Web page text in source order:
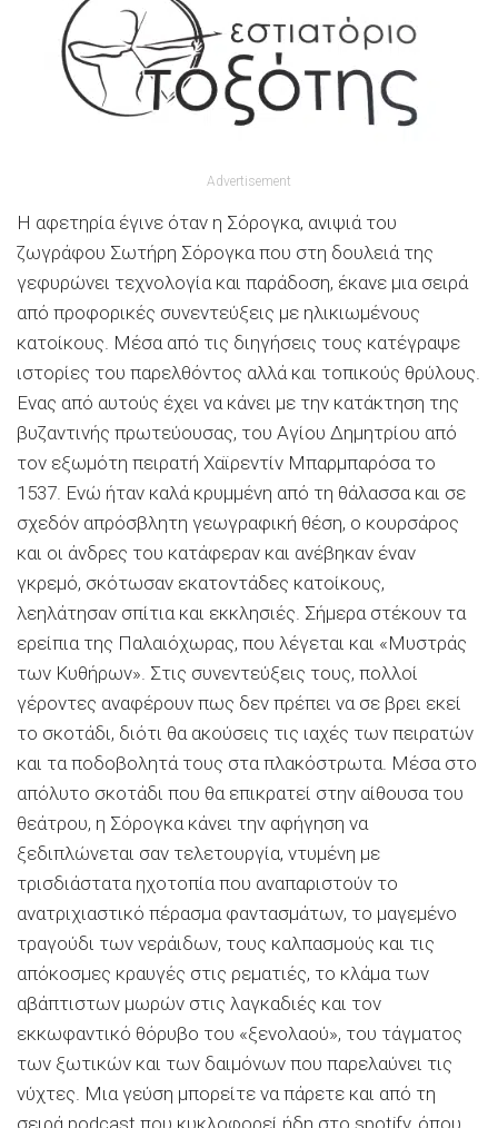
Advertisement
Η αφετηρία έγινε όταν η Σόρογκα, ανιψιά του
ζωγράφου Σωτήρη Σόρογκα που στη δουλειά της
γεφυρώνει τεχνολογία και παράδοση, έκανε μια σειρά
από προφορικές συνεντεύξεις με ηλικιωμένους
κατοίκους. Μέσα από τις διηγήσεις τους κατέγραψε
ιστορίες του παρελθόντος αλλά και τοπικούς θρύλους.
Ενας από αυτούς έχει να κάνει με την κατάκτηση της
βυζαντινής πρωτεύουσας, του Αγίου Δημητρίου από
τον εξωμότη πειρατή Χαϊρεντίν Μπαρμπαρόσα το
1537. Ενώ ήταν καλά κρυμμένη από τη θάλασσα και σε
σχεδόν απρόσβλητη γεωγραφική θέση, ο κουρσάρος
και οι άνδρες του κατάφεραν και ανέβηκαν έναν
γκρεμό, σκότωσαν εκατοντάδες κατοίκους,
λεηλάτησαν σπίτια και εκκλησιές. Σήμερα στέκουν τα
ερείπια της Παλαιόχωρας, που λέγεται και «Μυστράς
των Κυθήρων». Στις συνεντεύξεις τους, πολλοί
γέροντες αναφέρουν πως δεν πρέπει να σε βρει εκεί
το σκοτάδι, διότι θα ακούσεις τις ιαχές των πειρατών
και τα ποδοβολητά τους στα πλακόστρωτα. Μέσα στο
απόλυτο σκοτάδι που θα επικρατεί στην αίθουσα του
θεάτρου, η Σόρογκα κάνει την αφήγηση να
ξεδιπλώνεται σαν τελετουργία, ντυμένη με
τρισδιάστατα ηχοτοπία που αναπαριστούν το
ανατριχιαστικό πέρασμα φαντασμάτων, το μαγεμένο
τραγούδι των νεράιδων, τους καλπασμούς και τις
απόκοσμες κραυγές στις ρεματιές, το κλάμα των
αβάπτιστων μωρών στις λαγκαδιές και τον
εκκωφαντικό θόρυβο του «ξενολαού», του τάγματος
των ξωτικών και των δαιμόνων που παρελαύνει τις
νύχτες. Μια γεύση μπορείτε να πάρετε και από τη
σειρά podcast που κυκλοφορεί ήδη στο spotify, όπου